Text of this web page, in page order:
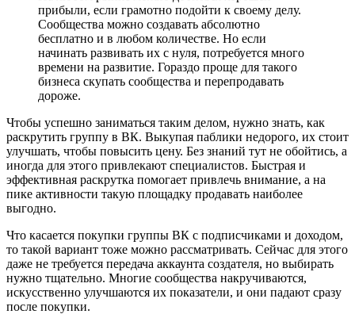
прибыли, если грамотно подойти к своему делу.
Сообщества можно создавать абсолютно
бесплатно и в любом количестве. Но если
начинать развивать их с нуля, потребуется много
времени на развитие. Гораздо проще для такого
бизнеса скупать сообщества и перепродавать
дороже.
Чтобы успешно заниматься таким делом, нужно знать, как
раскрутить группу в ВК. Выкупая паблики недорого, их стоит
улучшать, чтобы повысить цену. Без знаний тут не обойтись, а
иногда для этого привлекают специалистов. Быстрая и
эффективная раскрутка помогает привлечь внимание, а на
пике активности такую площадку продавать наиболее
выгодно.
Что касается покупки группы ВК с подписчиками и доходом,
то такой вариант тоже можно рассматривать. Сейчас для этого
даже не требуется передача аккаунта создателя, но выбирать
нужно тщательно. Многие сообщества накручиваются,
искусственно улучшаются их показатели, и они падают сразу
после покупки.